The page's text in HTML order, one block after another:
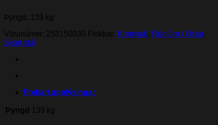
Þyngd: 139 kg
Vörunúmer: 253150030 Flokkar: Krómstál , Rúnjárn / Öxlar,
Svart stál
Frekari upplýsingar
Þyngd 139 kg